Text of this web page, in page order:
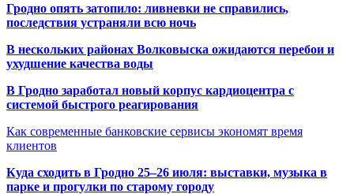
Гродно опять затопило: ливневки не справились,
последствия устраняли всю ночь
В нескольких районах Волковыска ожидаются перебои и
ухудшение качества воды
В Гродно заработал новый корпус кардиоцентра с
системой быстрого реагирования
Как современные банковские сервисы экономят время
клиентов
Куда сходить в Гродно 25–26 июля: выставки, музыка в
парке и прогулки по старому городу